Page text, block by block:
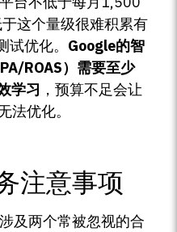
这个量级很难积累有
优化。 Google的智
ROAS）需要至少
学习 ，预算不足会让
法优化。
注意事项
及两个常被忽视的合